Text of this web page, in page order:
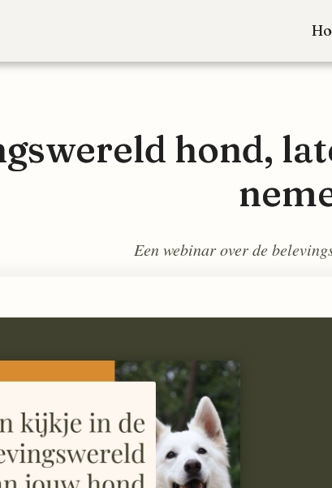
hond,
Een webinar over de